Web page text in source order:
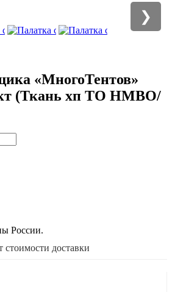
❯
«МногоТентов»
(Ткань хп ТО НМВО/
России.
стоимости доставки